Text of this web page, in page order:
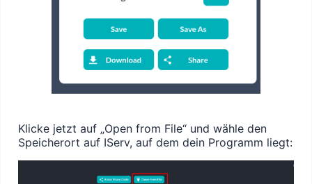
Klicke jetzt auf „Open from File“ und wähle den
Speicherort auf IServ, auf dem dein Programm liegt: